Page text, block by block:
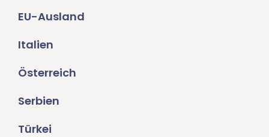
EU-Ausland
Italien
Österreich
Serbien
Türkei